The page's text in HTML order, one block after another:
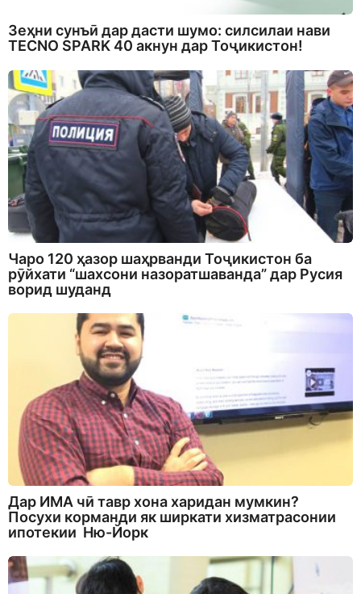
Зеҳни сунъӣ дар дасти шумо: силсилаи нави
TECNO SPARK 40 акнун дар Тоҷикистон!
Чаро 120 ҳазор шаҳрванди Тоҷикистон ба
рӯйхати “шахсони назоратшаванда” дар Русия
ворид шуданд
Дар ИМА чӣ тавр хона харидан мумкин?
Посухи корманди як ширкати хизматрасонии
ипотекии Ню-Йорк